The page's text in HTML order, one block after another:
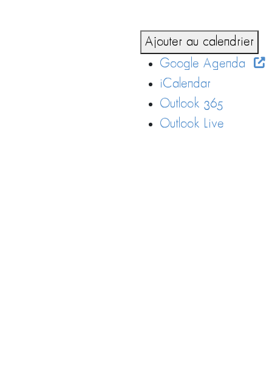
Ajouter au calendrier
Google Agenda
iCalendar
Outlook 365
Outlook Live